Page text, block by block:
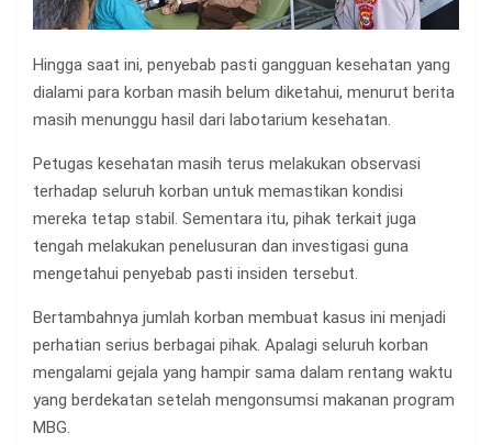
Hingga saat ini, penyebab pasti gangguan kesehatan yang
dialami para korban masih belum diketahui, menurut berita
masih menunggu hasil dari labotarium kesehatan.
Petugas kesehatan masih terus melakukan observasi
terhadap seluruh korban untuk memastikan kondisi
mereka tetap stabil. Sementara itu, pihak terkait juga
tengah melakukan penelusuran dan investigasi guna
mengetahui penyebab pasti insiden tersebut.
Bertambahnya jumlah korban membuat kasus ini menjadi
perhatian serius berbagai pihak. Apalagi seluruh korban
mengalami gejala yang hampir sama dalam rentang waktu
yang berdekatan setelah mengonsumsi makanan program
MBG.